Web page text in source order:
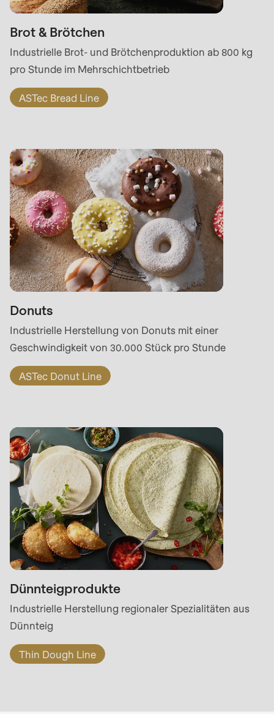
Brot & Brötchen
Industrielle Brot- und Brötchenproduktion ab 800 kg
pro Stunde im Mehrschichtbetrieb
ASTec Bread Line
Donuts
Industrielle Herstellung von Donuts mit einer
Geschwindigkeit von 30.000 Stück pro Stunde
ASTec Donut Line
Dünnteigprodukte
Industrielle Herstellung regionaler Spezialitäten aus
Dünnteig
Thin Dough Line